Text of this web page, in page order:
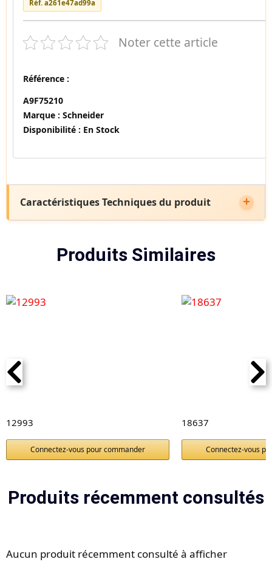
Réf. a261e47ad99a
Noter cette article
Référence :
A9F75210
Marque : Schneider
Disponibilité : En Stock
Caractéristiques Techniques du produit
Produits Similaires
12993
Connectez-vous pour commander
18637
Connectez-vous
Produits récemment consultés
Aucun produit récemment consulté à afficher